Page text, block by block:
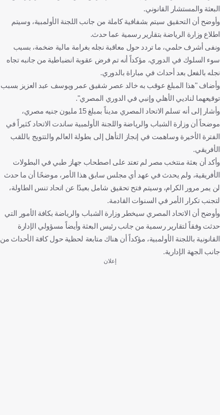
البعثة والمستشار القانوني.
وأوضح أن التحقيق سيتم بشفافية كاملة من جانب اللجنة الأولمبية، وسيتم
اطلاع وزارة الرياضة بتقارير رسمية عما حدث.
ونفى أشرف حلمي، ما تردد حول معاقبة نجله بغرامة مالية ضخمة، بسبب
سوء السلوك في الدوري، مؤكداً أنه تم فرض عقوبة انضباطية من جانبه تجاه
نجله بالفعل بعد أحداث في مباراة بالدوري.
وأضاف "هذا المبلغ عوقب به خالد عصر شقيق عمر ويوسف عبد العزيز بسبب
توقيعهما لناديي الأهلي وإنبي في الدوري المصري".
وأشار إلى أنه تسلم الاتحاد المصري مديناً بمبلغ 15 مليون جنيه مصري،
موضحاً أن وزارة الشباب والرياضة واللجنة الأولمبية ساندت الاتحاد كثيراً في
الفترة الأخيرة وساهمت في إنجاز التأهل إلى بطولة العالم والتتويج باللقب
الأفريقي.
وأكد أن بعثة منتخب مصر لم تعتد على اصطحاب جهاز طبي في البطولات
الأفريقية، ولم يحدث في عهد أي مجلس سابق هذا الأمر، موضحًا أن ما حدث
لن يمر مرور الكرام، وسيتم فتح تحقيق شامل بعيدًا عن اتحاد تنس الطاولة،
لتجنب تكرار الأمر في السنوات القادمة.
وأوضح أن الاتحاد المصري سيخطر وزارة الشباب والرياضة بكافة الأمور التي
حدثت وفقاً لتقارير رسمية من جانب رئيس البعثة وأيضاً مسؤولي الإدارة
القانونية باللجنة الأولمبية، مؤكداً أن هناك متابعة لحظية حول كافة الأحداث من
جانب الجهة الإدارية.
إعلان